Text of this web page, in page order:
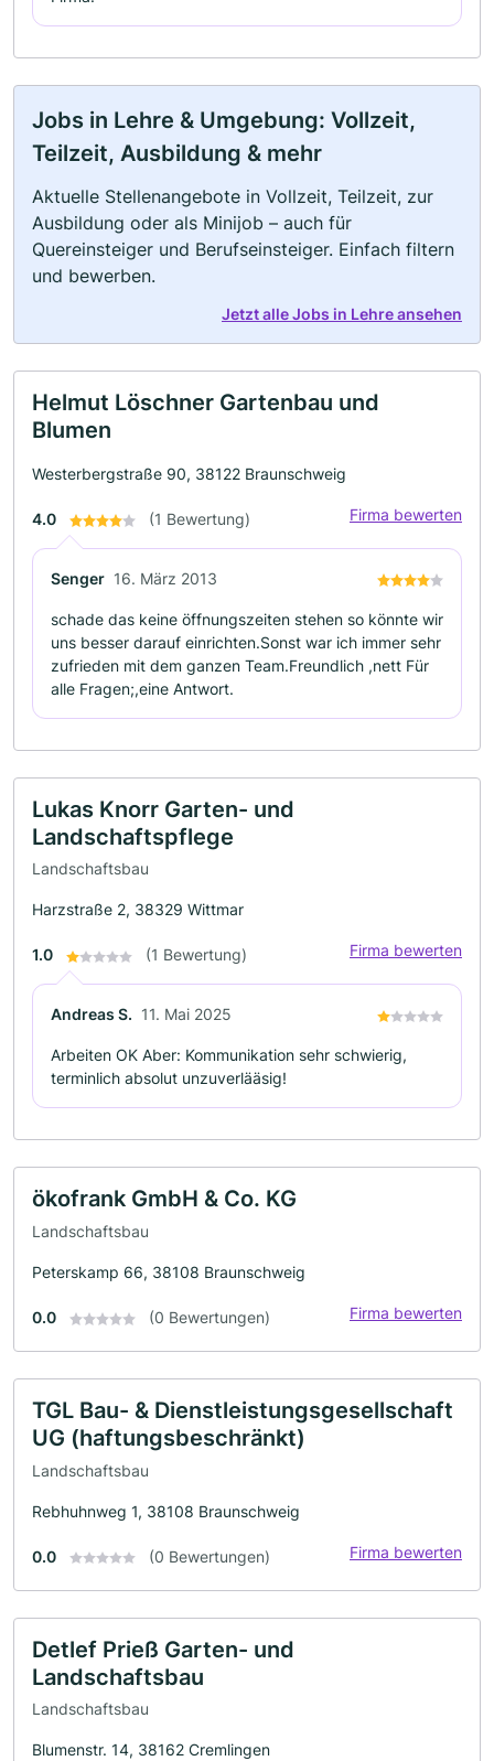
Jobs in Lehre & Umgebung: Vollzeit,
Teilzeit, Ausbildung & mehr
Aktuelle Stellenangebote in Vollzeit, Teilzeit, zur
Ausbildung oder als Minijob – auch für
Quereinsteiger und Berufseinsteiger. Einfach filtern
und bewerben.
Jetzt alle Jobs in Lehre ansehen
Helmut Löschner Gartenbau und
Blumen
Westerbergstraße 90, 38122 Braunschweig
4.0 (1 Bewertung) Firma bewerten
Senger 16. März 2013
schade das keine öffnungszeiten stehen so könnte wir
uns besser darauf einrichten.Sonst war ich immer sehr
zufrieden mit dem ganzen Team.Freundlich ,nett Für
alle Fragen;,eine Antwort.
Lukas Knorr Garten- und
Landschaftspflege
Landschaftsbau
Harzstraße 2, 38329 Wittmar
1.0 (1 Bewertung) Firma bewerten
Andreas S. 11. Mai 2025
Arbeiten OK Aber: Kommunikation sehr schwierig,
terminlich absolut unzuverlääsig!
ökofrank GmbH & Co. KG
Landschaftsbau
Peterskamp 66, 38108 Braunschweig
0.0 (0 Bewertungen) Firma bewerten
TGL Bau- & Dienstleistungsgesellschaft
UG (haftungsbeschränkt)
Landschaftsbau
Rebhuhnweg 1, 38108 Braunschweig
0.0 (0 Bewertungen) Firma bewerten
Detlef Prieß Garten- und
Landschaftsbau
Landschaftsbau
Blumenstr. 14, 38162 Cremlingen